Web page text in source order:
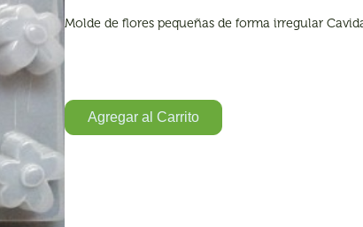
Molde de flores pequeñas de forma irregular
Agregar al Carrito